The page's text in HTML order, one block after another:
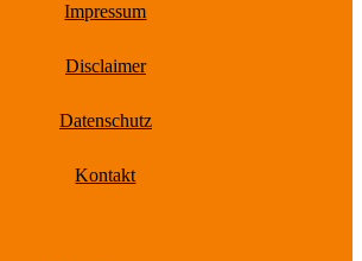
Impressum
Disclaimer
Datenschutz
Kontakt